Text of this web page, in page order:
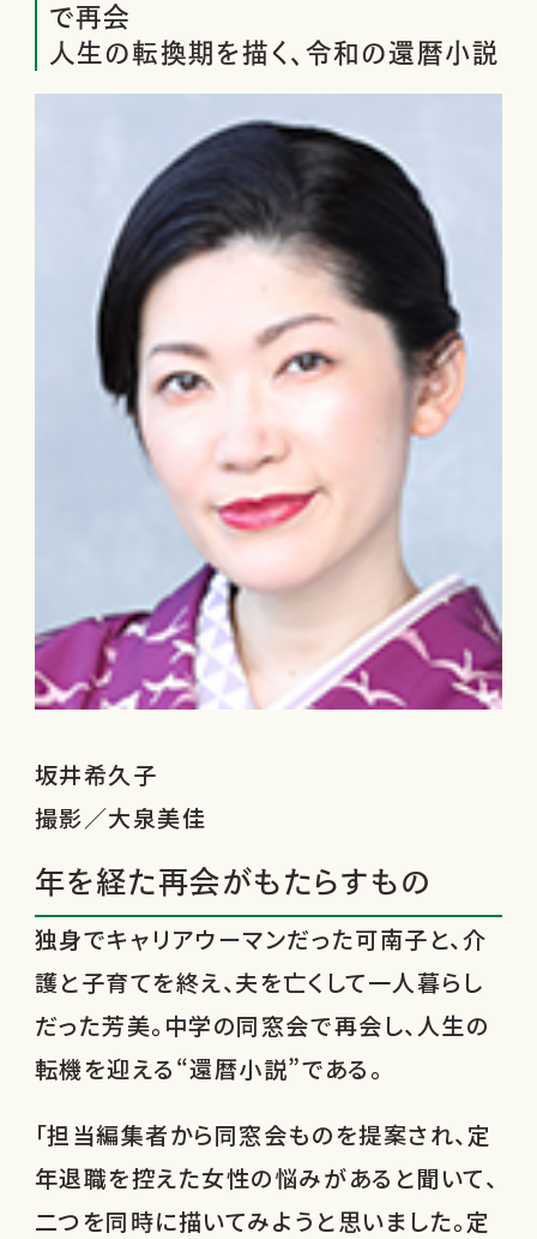
で再会
人生の転換期を描く、令和の還暦小説
坂井希久子
撮影／大泉美佳
年を経た再会がもたらすもの
独身でキャリアウーマンだった可南子と、介
護と子育てを終え、夫を亡くして一人暮らし
だった芳美。中学の同窓会で再会し、人生の
転機を迎える“還暦小説”である。
「担当編集者から同窓会ものを提案され、定
年退職を控えた女性の悩みがあると聞いて、
二つを同時に描いてみようと思いました。定